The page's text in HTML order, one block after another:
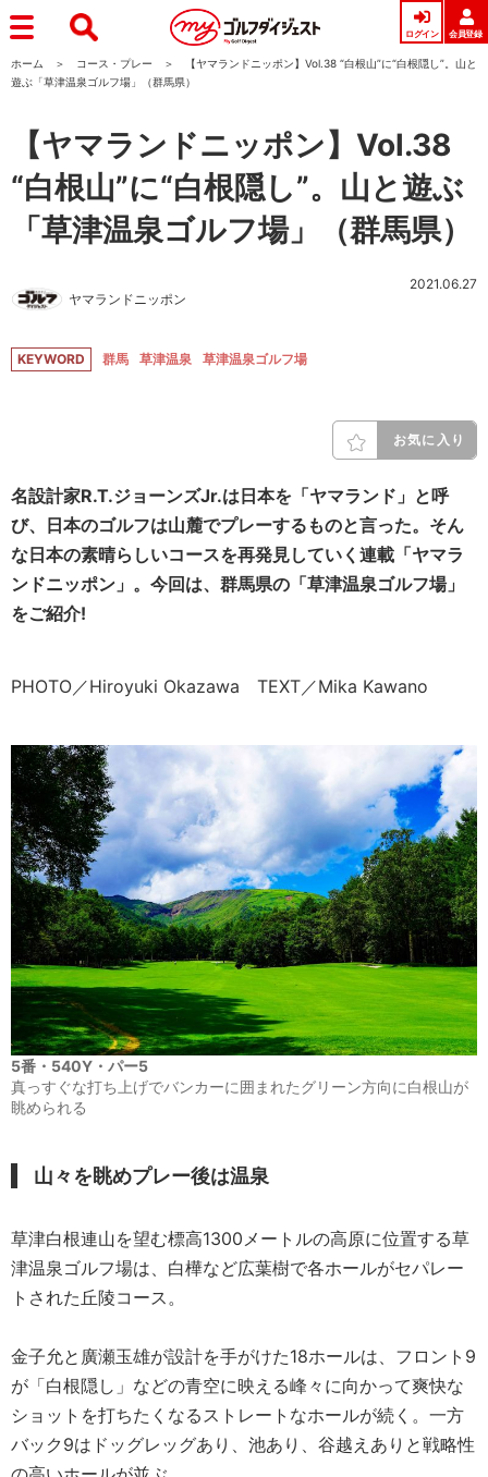
ログイン 会員登録
ホーム コース・プレー
【ヤマランドニッポン】Vol.38 “白根山”に“白根隠し”。山と
遊ぶ「草津温泉ゴルフ場」（群馬県）
【ヤマランドニッポン】Vol.38
“白根山”に“白根隠し”。山と遊ぶ
「草津温泉ゴルフ場」（群馬県）
ヤマランドニッポン
2021.06.27
KEYWORD 群馬 草津温泉 草津温泉ゴルフ場
お気に入り
名設計家R.T.ジョーンズJr.は日本を「ヤマランド」と呼
び、日本のゴルフは山麓でプレーするものと言った。そん
な日本の素晴らしいコースを再発見していく連載「ヤマラ
ンドニッポン」。今回は、群馬県の「草津温泉ゴルフ場」
をご紹介!
PHOTO／Hiroyuki Okazawa TEXT／Mika Kawano
5番・540Y・パー5
真っすぐな打ち上げでバンカーに囲まれたグリーン方向に白根山が
眺められる
山々を眺めプレー後は温泉
草津白根連山を望む標高1300メートルの高原に位置する草
津温泉ゴルフ場は、白樺など広葉樹で各ホールがセパレー
トされた丘陵コース。
金子允と廣瀬玉雄が設計を手がけた18ホールは、フロント9
が「白根隠し」などの青空に映える峰々に向かって爽快な
ショットを打ちたくなるストレートなホールが続く。一方
バック9はドッグレッグあり、池あり、谷越えありと戦略性